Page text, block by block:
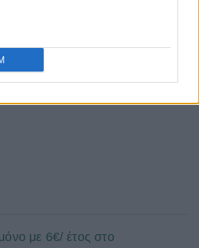
με 6€/ έτος στο